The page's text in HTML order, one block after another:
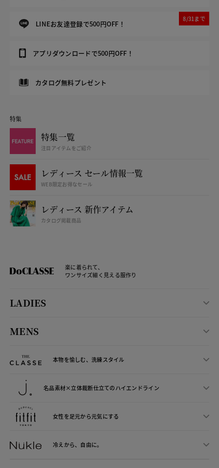
LINEお友達登録で500円OFF！
8/31まで
アプリダウンロードで500円OFF！
カタログ無料プレゼント
特集
特集一覧
注目アイテムをご紹介
レディース セール情報一覧
WEB限定お得なセール
レディース 新作アイテム
カタログ掲載商品
楽に着られて、
ワンサイズ細く見える服作り
LADIES
MENS
本物を愉しむ、洗練スタイル
名品素材×立体裁断仕立てのハイエンドライン
女性を足元から元気にする
冷えから、 自由に。